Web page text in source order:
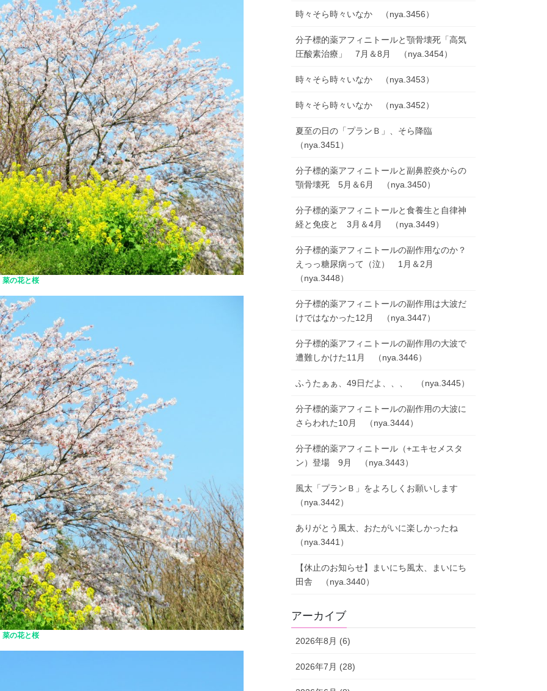
菜の花と桜
菜の花と桜
時々そら時々いなか （nya.3456）
分子標的薬アフィニトールと顎骨壊死「高気
圧酸素治療」 7月＆8月 （nya.3454）
時々そら時々いなか （nya.3453）
時々そら時々いなか （nya.3452）
夏至の日の「プランＢ」、そら降臨
（nya.3451）
分子標的薬アフィニトールと副鼻腔炎からの
顎骨壊死 5月＆6月 （nya.3450）
分子標的薬アフィニトールと食養生と自律神
経と免疫と 3月＆4月 （nya.3449）
分子標的薬アフィニトールの副作用なのか？
えっっ糖尿病って（泣） 1月＆2月
（nya.3448）
分子標的薬アフィニトールの副作用は大波だ
けではなかった12月 （nya.3447）
分子標的薬アフィニトールの副作用の大波で
遭難しかけた11月 （nya.3446）
ふうたぁぁ、49日だよ、、、 （nya.3445）
分子標的薬アフィニトールの副作用の大波に
さらわれた10月 （nya.3444）
分子標的薬アフィニトール（+エキセメスタ
ン）登場 9月 （nya.3443）
風太「プランＢ」をよろしくお願いします
（nya.3442）
ありがとう風太、おたがいに楽しかったね
（nya.3441）
【休止のお知らせ】まいにち風太、まいにち
田舎 （nya.3440）
アーカイブ
2026年8月 (6)
2026年7月 (28)